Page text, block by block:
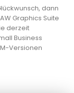
dann
Graphics Suite
derzeit
Business
Versionen